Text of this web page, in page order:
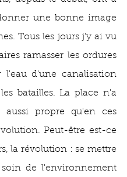
une bonne image
Tous les jours j'y ai vu
ramasser les ordures
l'eau d'une canalisation
batailles. La place n'a
aussi propre qu'en ces
Peut-être est-ce
la révolution : se mettre
de l'environnement